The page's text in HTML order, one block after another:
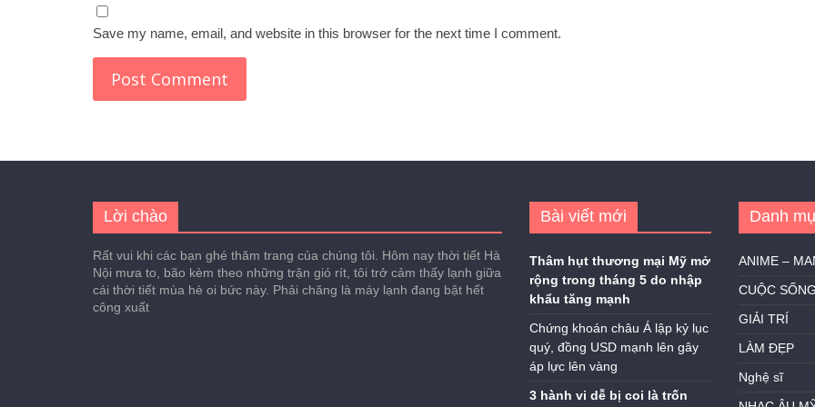
Save my name, email, and website in this browser for the next time I comment.
Lời chào
Rất vui khi các bạn ghé thăm trang của chúng tôi. Hôm nay thời tiết Hà
Nội mưa to, bão kèm theo những trận gió rít, tôi trở cảm thấy lạnh giữa
cái thời tiết mùa hè oi bức này. Phải chăng là máy lạnh đang bật hết
công xuất
Bài viết mới
Thâm hụt thương mại Mỹ mở
rộng trong tháng 5 do nhập
khẩu tăng mạnh
Chứng khoán châu Á lập kỷ lục
quý, đồng USD mạnh lên gây
áp lực lên vàng
3 hành vi dễ bị coi là trốn
Danh
ANIME –
CUỘC SỐNG
GIẢI TRÍ
LÀM ĐẸP
Nghệ sĩ